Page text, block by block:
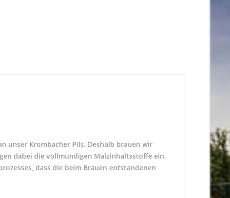
unser Krombacher Pils. Deshalb brauen wir
dabei die vollmundigen Malzinhaltsstoffe ein.
dass die beim Brauen entstandenen